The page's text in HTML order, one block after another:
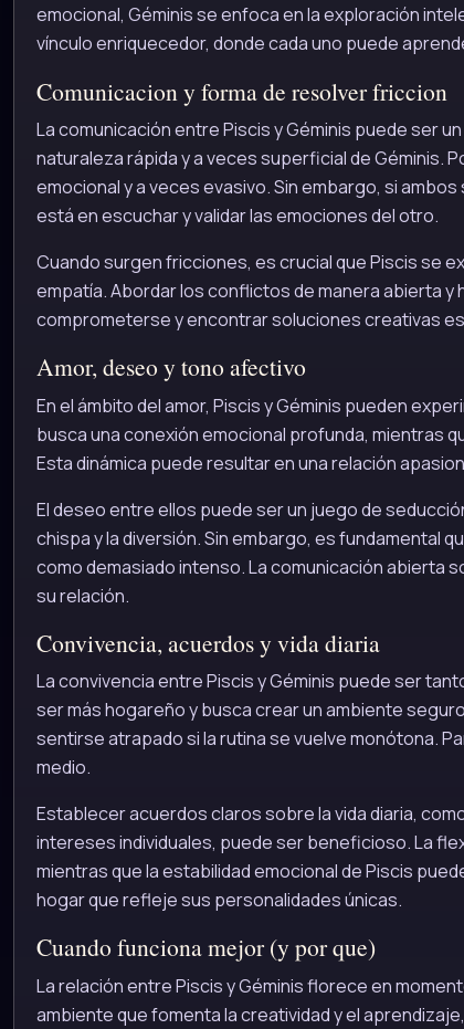
emocional, Géminis se enfoca en la exploración
vínculo enriquecedor, donde cada uno puede
Comunicacion y forma de resolver friccion
La comunicación entre Piscis y Géminis puede ser
naturaleza rápida y a veces superficial de Géminis.
emocional y a veces evasivo. Sin embargo, si
está en escuchar y validar las emociones del otro.
Cuando surgen fricciones, es crucial que Piscis se
empatía. Abordar los conflictos de manera abierta
comprometerse y encontrar soluciones creativas
Amor, deseo y tono afectivo
En el ámbito del amor, Piscis y Géminis pueden
busca una conexión emocional profunda, mientras
Esta dinámica puede resultar en una relación
El deseo entre ellos puede ser un juego de
chispa y la diversión. Sin embargo, es fundamental
como demasiado intenso. La comunicación abierta
su relación.
Convivencia, acuerdos y vida diaria
La convivencia entre Piscis y Géminis puede ser
ser más hogareño y busca crear un ambiente
sentirse atrapado si la rutina se vuelve monótona.
medio.
Establecer acuerdos claros sobre la vida diaria,
intereses individuales, puede ser beneficioso. La
mientras que la estabilidad emocional de Piscis
hogar que refleje sus personalidades únicas.
Cuando funciona mejor (y por que)
La relación entre Piscis y Géminis florece en
ambiente que fomenta la creatividad y el